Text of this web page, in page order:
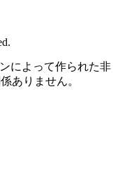
によって作られた非
ありません。